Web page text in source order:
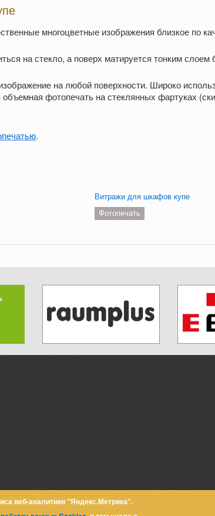
многоцветные изображения близкое по
на стекло, а поверх матируется тонким слоем
на любой поверхности. Широко
фотопечать на стеклянных фартуках
.
Витражи для шкафов купе
Фотопечать
веб-аналитики "Яндекс.Метрика".